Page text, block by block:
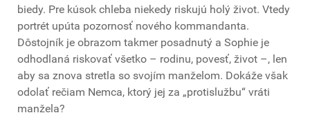
biedy. Pre kúsok chleba niekedy riskujú holý život. Vtedy
portrét upúta pozornosť nového kommandanta.
Dôstojník je obrazom takmer posadnutý a Sophie je
odhodlaná riskovať všetko – rodinu, povesť, život –, len
aby sa znova stretla so svojím manželom. Dokáže však
odolať rečiam Nemca, ktorý jej za „protislužbu“ vráti
manžela?